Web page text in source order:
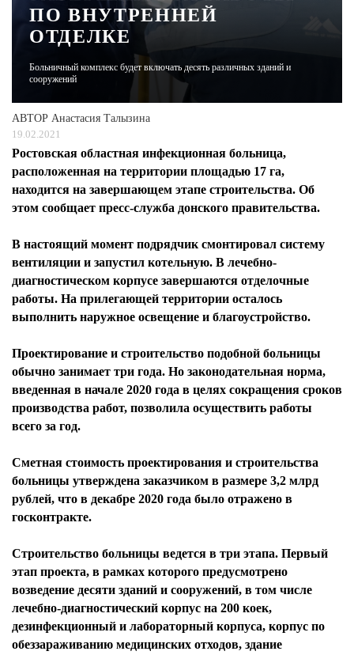
ПО ВНУТРЕННЕЙ
ОТДЕЛКЕ
Больничный комплекс будет включать десять различных зданий и
сооружений
АВТОР Анастасия Талызина
19.02.2021
Ростовская областная инфекционная больница,
расположенная на территории площадью 17 га,
находится на завершающем этапе строительства. Об
этом сообщает пресс-служба донского правительства.
В настоящий момент подрядчик смонтировал систему
вентиляции и запустил котельную. В лечебно-
диагностическом корпусе завершаются отделочные
работы. На прилегающей территории осталось
выполнить наружное освещение и благоустройство.
Проектирование и строительство подобной больницы
обычно занимает три года. Но законодательная норма,
введенная в начале 2020 года в целях сокращения сроков
производства работ, позволила осуществить работы
всего за год.
Сметная стоимость проектирования и строительства
больницы утверждена заказчиком в размере 3,2 млрд
рублей, что в декабре 2020 года было отражено в
госконтракте.
Строительство больницы ведется в три этапа. Первый
этап проекта, в рамках которого предусмотрено
возведение десяти зданий и сооружений, в том числе
лечебно-диагностический корпус на 200 коек,
дезинфекционный и лабораторный корпуса, корпус по
обеззараживанию медицинских отходов, здание